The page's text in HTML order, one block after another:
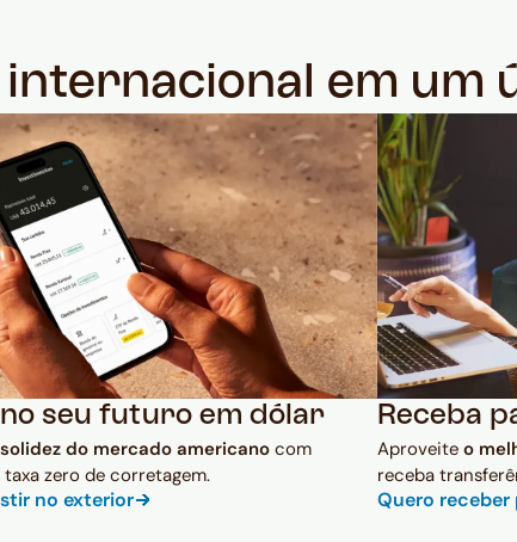
em um
no seu futuro em dólar
solidez do mercado americanocom
zero de corretagem.
no exterior
Receba
Aproveiteo
receba
Quero